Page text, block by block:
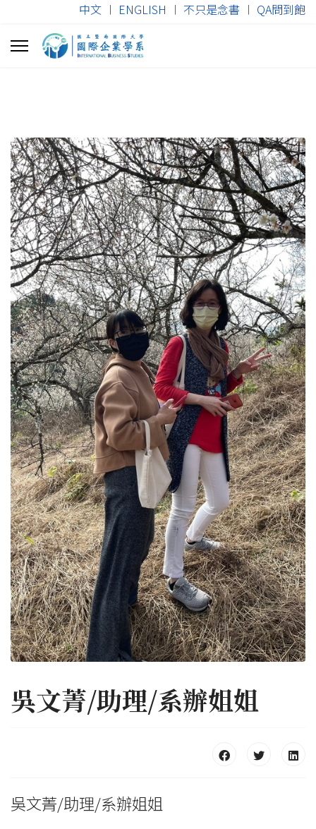
中文 ︱ ENGLISH ︱ 不只是念書 ︱ QA問到飽
吳文菁/助理/系辦姐姐
吳文菁/助理/系辦姐姐